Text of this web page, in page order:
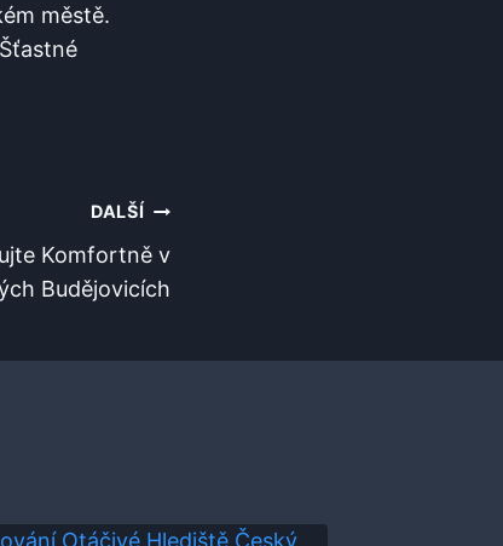
městě.
DALŠÍ
Komfortně v
Budějovicích